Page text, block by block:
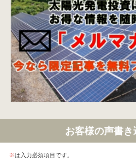
お客様の声書き
※は入力必須項目です。